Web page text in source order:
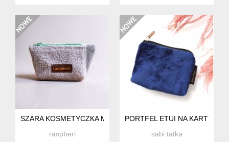
SZARA KOSMETYCZKA MINI BARANEK
raspberi
PORTFEL ETUI NA KARTY
sabi tatka